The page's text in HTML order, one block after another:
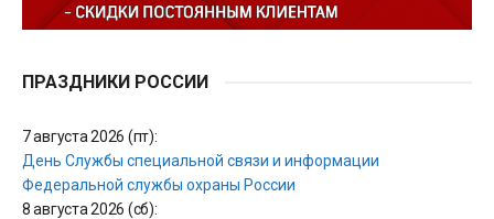
ПРАЗДНИКИ РОССИИ
7 августа 2026 (пт):
День Службы специальной связи и информации
Федеральной службы охраны России
8 августа 2026 (сб):